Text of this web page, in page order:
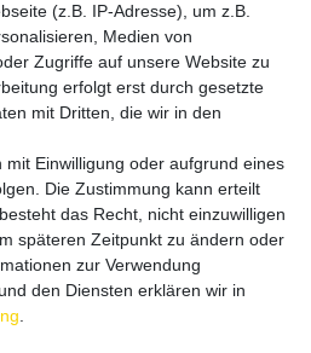
(z.B. IP-Adresse), um z.B.
Medien von
Zugriffe auf unsere Website zu
erfolgt erst durch gesetzte
mit Dritten, die wir in den
Einwilligung oder aufgrund eines
Die Zustimmung kann erteilt
das Recht, nicht einzuwilligen
späteren Zeitpunkt zu ändern oder
zur Verwendung
den Diensten erklären wir in